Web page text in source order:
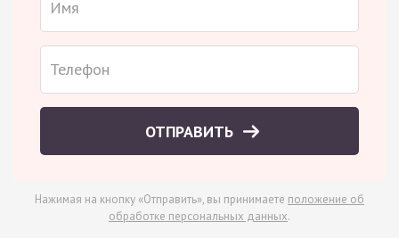
ОТПРАВИТЬ
Нажимая на кнопку «Отправить», вы принимаете положение об
обработке персональных данных.